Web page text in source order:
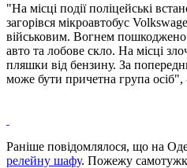
"На місці події поліцейські
загорівся мікроавтобус
військовим. Вогнем пошкоджено
авто та лобове скло. На місці
пляшки від бензину. За
може бути причетна група осіб",
Раніше повідомлялося, що на
релейну шафу. Пожежу